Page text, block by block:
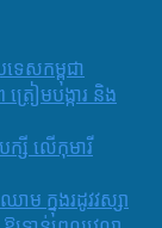
ទេសកម្ពុជា
រៀមបង្ការ និង
សី លើកុមារី
ាម ក្នុងរដូវវស្សា